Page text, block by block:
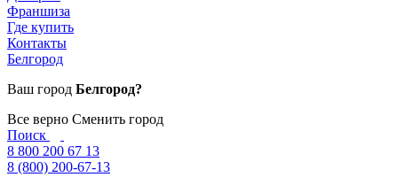
Франшиза
Где купить
Контакты
Белгород
Ваш город Белгород?
Все верно Сменить город
Поиск
8 800 200 67 13
8 (800) 200-67-13